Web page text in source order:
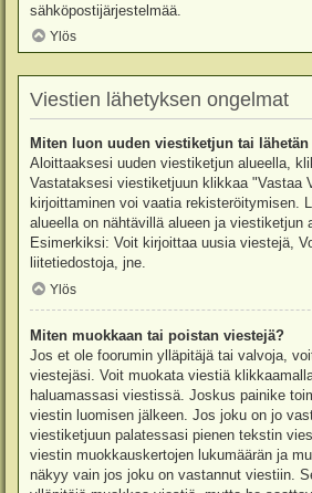
sähköpostijärjestelmää.
Ylös
Viestien lähetyksen ongelmat
Miten luon uuden viestiketjun tai lähetän
Aloittaaksesi uuden viestiketjun alueella,
Vastataksesi viestiketjuun klikkaa "Vastaa
kirjoittaminen voi vaatia rekisteröitymisen.
alueella on nähtävillä alueen ja viestiketjun
Esimerkiksi: Voit kirjoittaa uusia viestejä,
liitetiedostoja, jne.
Ylös
Miten muokkaan tai poistan viestejä?
Jos et ole foorumin ylläpitäjä tai valvoja,
viestejäsi. Voit muokata viestiä
haluamassasi viestissä. Joskus painike
viestin luomisen jälkeen. Jos joku on jo
viestiketjuun palatessasi pienen tekstin
viestin muokkauskertojen lukumäärän ja
näkyy vain jos joku on vastannut viestiin.